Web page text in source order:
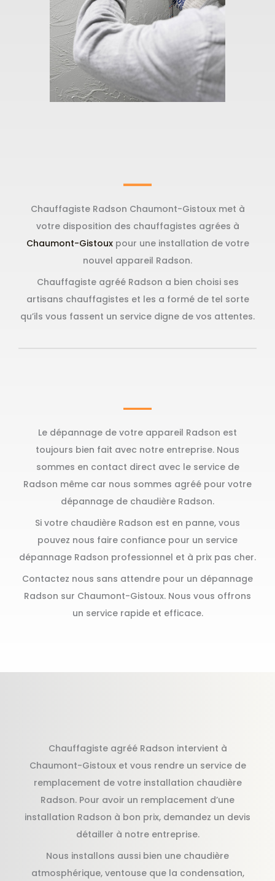
Chauffagiste Radson Chaumont-Gistoux met à
votre disposition des chauffagistes agrées à
Chaumont-Gistouxpour une installation de votre
nouvel appareil Radson.
Chauffagiste agréé Radson a bien choisi ses
artisans chauffagistes et les a formé de tel sorte
qu’ils vous fassent un service digne de vos attentes.
Le dépannage de votre appareil Radson est
toujours bien fait avec notre entreprise. Nous
sommes en contact direct avec le service de
Radson même car nous sommes agréé pour votre
dépannage de chaudière Radson.
Si votre chaudière Radson est en panne, vous
pouvez nous faire confiance pour un service
dépannage Radson professionnel et à prix pas cher.
Contactez nous sans attendre pour un dépannage
Radson sur Chaumont-Gistoux. Nous vous offrons
un service rapide et efficace.
Chauffagiste agréé Radson intervient à
Chaumont-Gistoux et vous rendre un service de
remplacement de votre installation chaudière
Radson. Pour avoir un remplacement d’une
installation Radson à bon prix, demandez un devis
détailler à notre entreprise.
Nous installons aussi bien une chaudière
atmosphérique, ventouse que la condensation,